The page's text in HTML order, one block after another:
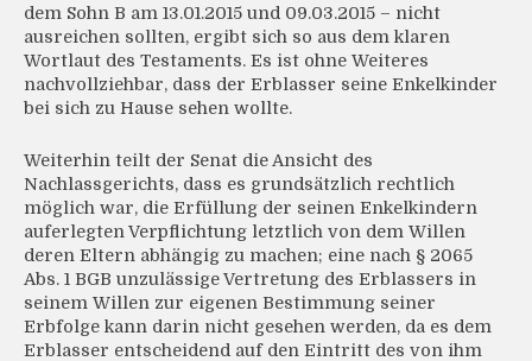
dem Sohn B am 13.01.2015 und 09.03.2015 – nicht
ausreichen sollten, ergibt sich so aus dem klaren
Wortlaut des Testaments. Es ist ohne Weiteres
nachvollziehbar, dass der Erblasser seine Enkelkinder
bei sich zu Hause sehen wollte.
Weiterhin teilt der Senat die Ansicht des
Nachlassgerichts, dass es grundsätzlich rechtlich
möglich war, die Erfüllung der seinen Enkelkindern
auferlegten Verpflichtung letztlich von dem Willen
deren Eltern abhängig zu machen; eine nach § 2065
Abs. 1 BGB unzulässige Vertretung des Erblassers in
seinem Willen zur eigenen Bestimmung seiner
Erbfolge kann darin nicht gesehen werden, da es dem
Erblasser entscheidend auf den Eintritt des von ihm